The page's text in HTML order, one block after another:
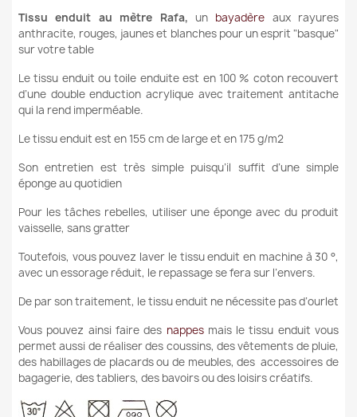
Tissu enduit au mètre Rafa, un bayadère aux rayures
anthracite, rouges, jaunes et blanches pour un esprit "basque"
sur votre table
Le tissu enduit ou toile enduite est en 100 % coton recouvert
d’une double enduction acrylique avec traitement antitache
qui la rend imperméable.
Le tissu enduit est en 155 cm de large et en 175 g/m2
Son entretien est très simple puisqu’il suffit d’une simple
éponge au quotidien
Pour les tâches rebelles, utiliser une éponge avec du produit
vaisselle, sans gratter
Toutefois, vous pouvez laver le tissu enduit en machine à 30 °,
avec un essorage réduit, le repassage se fera sur l’envers.
De par son traitement, le tissu enduit ne nécessite pas d’ourlet
Vous pouvez ainsi faire des nappesmais le tissu enduit vous
permet aussi de réaliser des coussins, des vêtements de pluie,
des habillages de placards ou de meubles, des accessoires de
bagagerie, des tabliers, des bavoirs ou des loisirs créatifs.